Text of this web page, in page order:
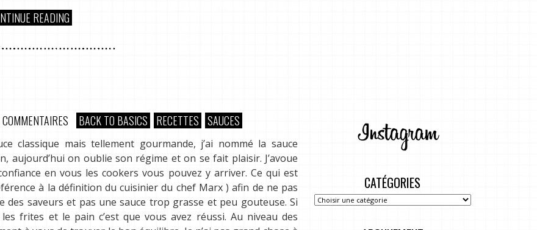
READING
BACK TO BASICS RECETTES SAUCES
classique mais tellement gourmande, j’ai nommé la sauce
aujourd’hui on oublie son régime et on se fait plaisir. J’avoue
en vous les cookers vous pouvez y arriver. Ce qui est
à la définition du cuisinier du chef Marx ) afin de ne pas
saveurs et pas une sauce trop grasse et peu gouteuse. Si
frites et le pain c’est que vous avez réussi. Au niveau des
CATÉGORIES